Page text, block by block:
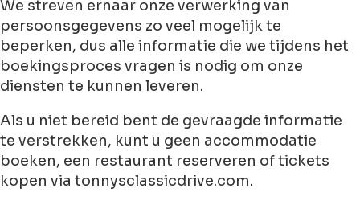
We streven ernaar onze verwerking van
persoonsgegevens zo veel mogelijk te
beperken, dus alle informatie die we tijdens het
boekingsproces vragen is nodig om onze
diensten te kunnen leveren.
Als u niet bereid bent de gevraagde informatie
te verstrekken, kunt u geen accommodatie
boeken, een restaurant reserveren of tickets
kopen via tonnysclassicdrive.com.